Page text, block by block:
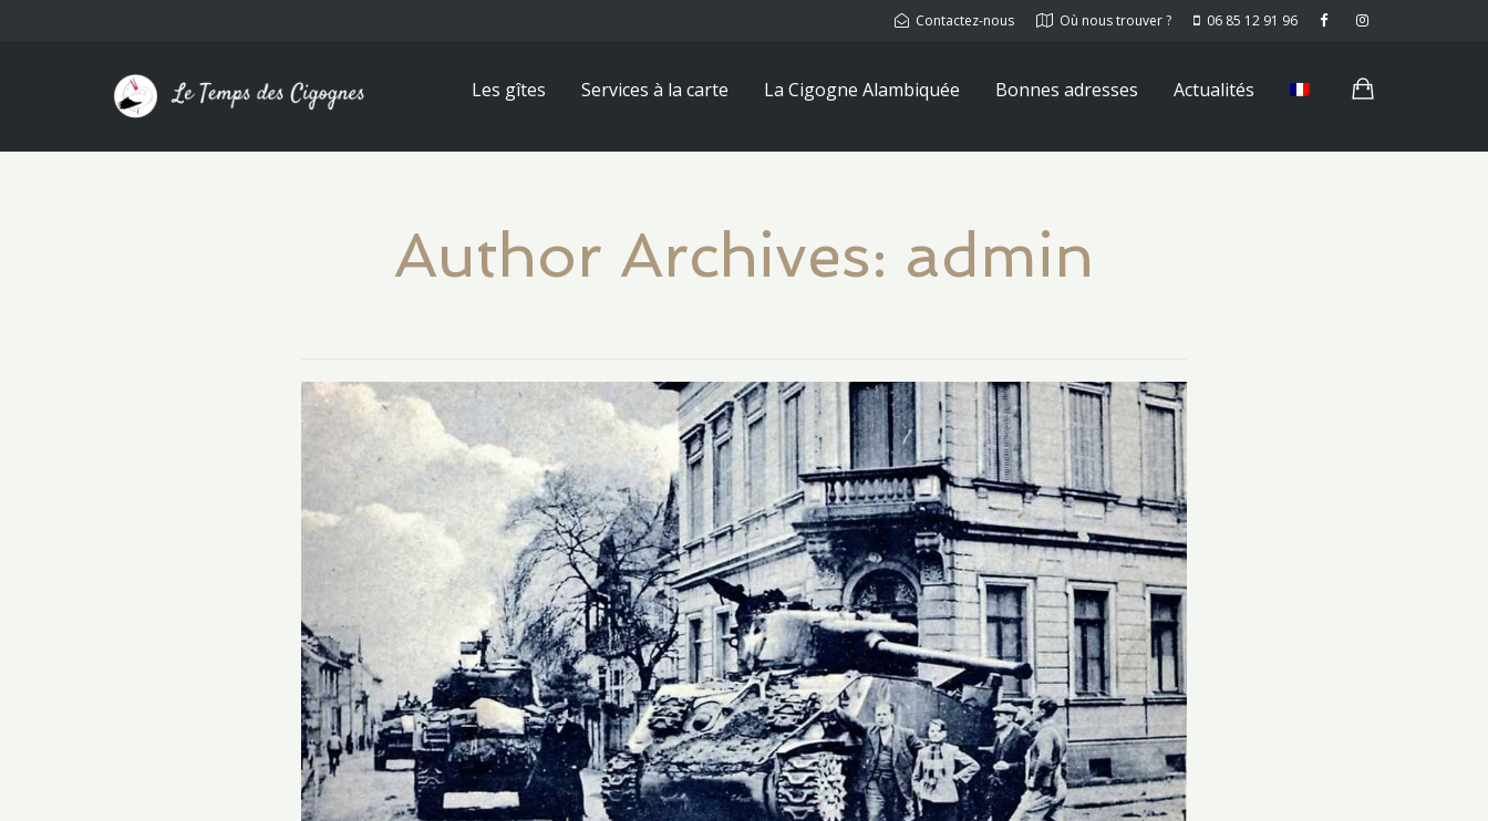
Contactez-nous Où nous trouver ? 06 85 12 91 96
Les gîtes Services à la carte La Cigogne Alambiquée Bonnes adresses Actualités
Author Archives: admin